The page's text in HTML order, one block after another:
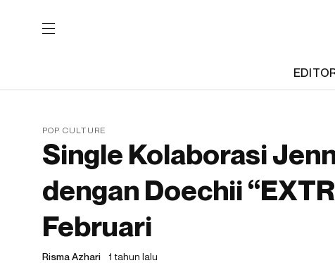
POP CULTURE
Single Kolaborasi
dengan Doechii
Februari
Risma Azhari 1 tahun lalu